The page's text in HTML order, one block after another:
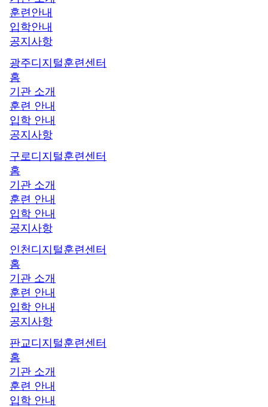
훈련안내
입학안내
공지사항
광주디지털훈련센터
홈
기관 소개
훈련 안내
입학 안내
공지사항
구로디지털훈련센터
홈
기관 소개
훈련 안내
입학 안내
공지사항
인천디지털훈련센터
홈
기관 소개
훈련 안내
입학 안내
공지사항
판교디지털훈련센터
홈
기관 소개
훈련 안내
입학 안내